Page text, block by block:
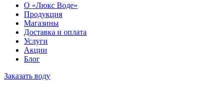
О «Люкс Воде»
Продукция
Магазины
Доставка и оплата
Услуги
Акции
Блог
Заказать воду